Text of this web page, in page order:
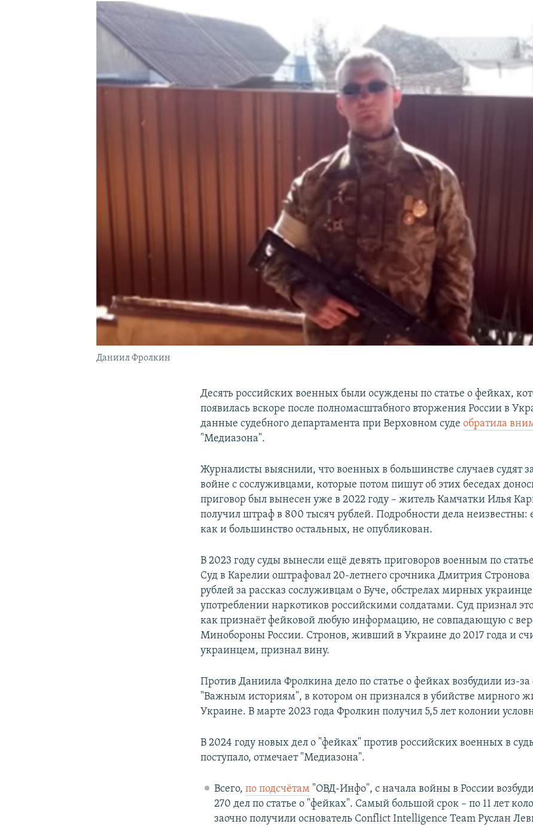
ПОДПИШИТЕСЬ НА РАССЫЛКУ
Даниил Фролкин
Десять российских военных были осуждены по статье о фейках,
появилась вскоре после полномасштабного вторжения России в
данные судебного департамента при Верховном судеобратила
"Медиазона".
Журналисты выяснили, что военных в большинстве случаев судят
войне с сослуживцами, которые потом пишут об этих беседах
приговор был вынесен уже в 2022 году – житель Камчатки Илья
получил штраф в 800 тысяч рублей. Подробности дела неизвестны:
как и большинство остальных, не опубликован.
В 2023 году суды вынесли ещё девять приговоров военным по
Суд в Карелии оштрафовал 20-летнего срочника Дмитрия Стронова
рублей за рассказ сослуживцам о Буче, обстрелах мирных
употреблении наркотиков российскими солдатами. Суд признал
как признаёт фейковой любую информацию, не совпадающую с
Минобороны России. Стронов, живший в Украине до 2017 года и
украинцем, признал вину.
Против Даниила Фролкина дело по статье о фейках возбудили из-за
"Важным историям", в котором он признался в убийстве мирного
Украине. В марте 2023 года Фролкин получил 5,5 лет колонии
В 2024 году новых дел о "фейках" против российских военных в
поступало, отмечает "Медиазона".
Всего, по подсчётам"ОВД-Инфо", с начала войны в России
270 дел по статье о "фейках". Самый большой срок – по 11 лет
заочно получили основатель Conflict Intelligence Team Руслан